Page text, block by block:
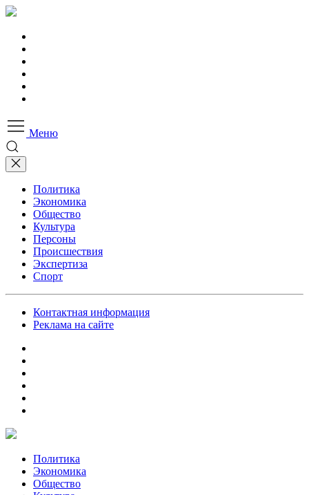
Меню
Политика
Экономика
Общество
Культура
Персоны
Происшествия
Экспертиза
Спорт
Контактная информация
Реклама на сайте
Политика
Экономика
Общество